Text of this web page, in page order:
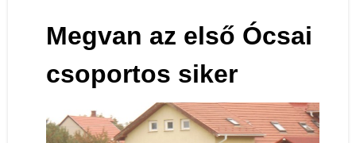
Megvan az első Ócsai
csoportos siker